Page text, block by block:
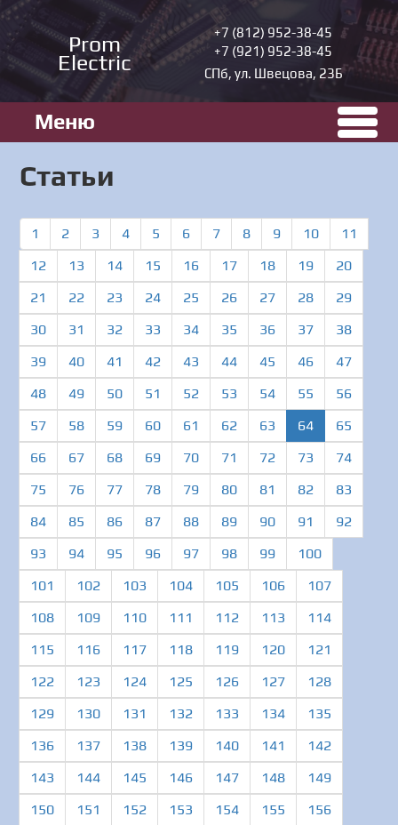
Prom
Electric
+7 (812) 952-38-45
+7 (921) 952-38-45
СПб, ул. Швецова, 23Б
Меню
Статьи
1 2 3 4 5 6 7 8 9 10
11
12
13 14 15 16 17 18 19
20
21
22 23 24 25 26 27 28
29
30
31 32 33 34 35 36 37
38
39
40 41 42 43 44 45 46
47
48
49 50 51 52 53 54 55
56
57
58 59 60 61 62 63 64(current)
65
66
67 68 69 70 71 72 73
74
75
76 77 78 79 80 81 82
83
84
85 86 87 88 89 90 91
92
93
94 95 96 97 98 99
100
101
102 103 104 105 106
107
108
109 110 111 112 113
114
115
116 117 118 119 120
121
122
123 124 125 126 127
128
129
130 131 132 133 134
135
136
137 138 139 140 141
142
143
144 145 146 147 148
149
150
151 152 153 154 155
156